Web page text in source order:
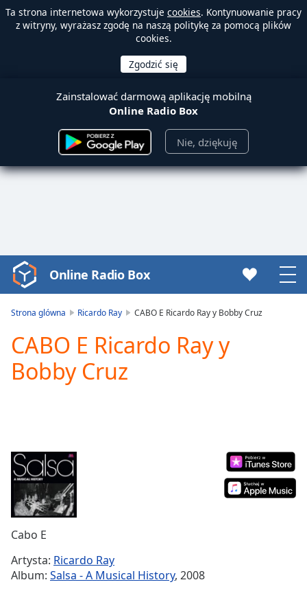
Ta strona internetowa wykorzystuje cookies. Kontynuowanie pracy
z witryny, wyrażasz zgodę na naszą politykę za pomocą plików
cookies.
Zainstalować darmową aplikację mobilną
Online Radio Box
Nie, dziękuję
Video
Player
Play
Video
Play
Current
Time0:00
Duration-:-
Loaded:
Stream
TypeLIVE
Seek to
live,
Online Radio Box
Strona glówna Ricardo Ray CABO E Ricardo Ray y Bobby Cruz
CABO E Ricardo Ray y
Bobby Cruz
Cabo E
Artysta: Ricardo Ray
Album: Salsa - A Musical History, 2008